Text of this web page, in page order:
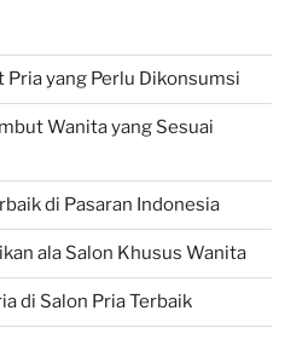
yang Perlu Dikonsumsi
Wanita yang Sesuai
di Pasaran Indonesia
ala Salon Khusus Wanita
di Salon Pria Terbaik